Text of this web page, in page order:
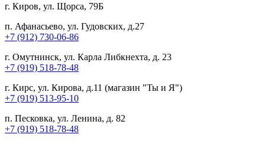
г. Киров, ул. Щорса, 79Б
п. Афанасьево, ул. Гудовских, д.27
+7 (912) 730-06-86
г. Омутнинск, ул. Карла Либкнехта, д. 23
+7 (919) 518-78-48
г. Кирс, ул. Кирова, д.11 (магазин "Ты и Я")
+7 (919) 513-95-10
п. Песковка, ул. Ленина, д. 82
+7 (919) 518-78-48